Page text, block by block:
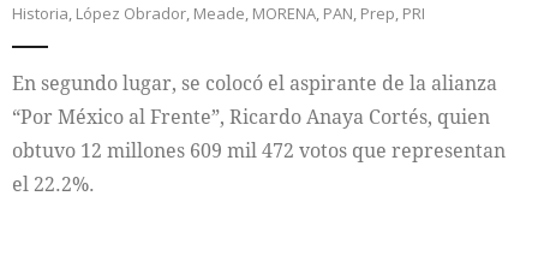
Cultura
Historia, López Obrador, Meade, MORENA, PAN, Prep, PRI
En segundo lugar, se colocó el aspirante de la alianza
“Por México al Frente”, Ricardo Anaya Cortés, quien
obtuvo 12 millones 609 mil 472 votos que representan
el 22.2%.